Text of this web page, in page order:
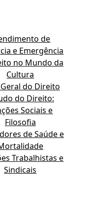
de
e Emergência
no Mundo da
Cultura
do Direito
do Direito:
Sociais e
Filosofia
de Saúde e
Trabalhistas e
Sindicais